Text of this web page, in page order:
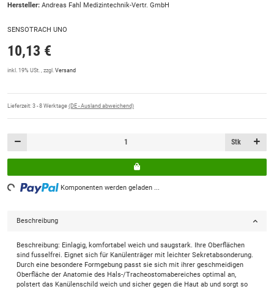
Hersteller: Andreas Fahl Medizintechnik-Vertr. GmbH
SENSOTRACH UNO
10,13 €
inkl. 19% USt. , zzgl. Versand
Lieferzeit: 3 - 8 Werktage (DE - Ausland abweichend)
Stk
Komponenten werden geladen ...
Beschreibung
Beschreibung: Einlagig, komfortabel weich und saugstark. Ihre Oberflächen
sind fusselfrei. Eignet sich für Kanülenträger mit leichter Sekretabsonderung.
Durch eine besondere Formgebung passt sie sich mit ihrer geschmeidigen
Oberfläche der Anatomie des Hals-/Tracheostomabereiches optimal an,
polstert das Kanülenschild weich und sicher gegen die Haut ab und sorgt so